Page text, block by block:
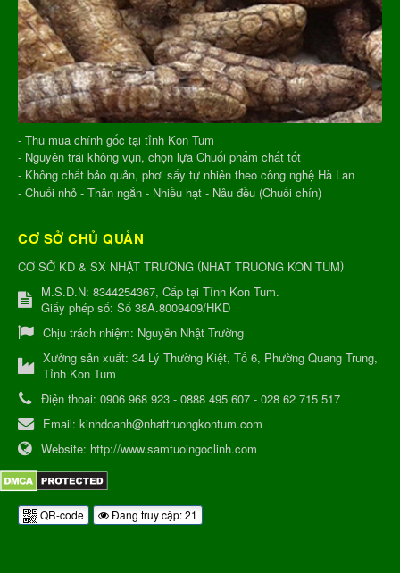
- Thu mua chính gốc tại tỉnh Kon Tum
- Nguyên trái không vụn, chọn lựa Chuối phẩm chất tốt
- Không chất bảo quản, phơi sấy tự nhiên theo công nghệ Hà Lan
- Chuối nhỏ - Thân ngắn - Nhiều hạt - Nâu đều (Chuối chín)
CƠ SỞ CHỦ QUẢN
CƠ SỞ KD & SX NHẬT TRƯỜNG (NHAT TRUONG KON TUM)
M.S.D.N: 8344254367, Cấp tại Tỉnh Kon Tum.
Giấy phép số: Số 38A.8009409/HKD
Chịu trách nhiệm: Nguyễn Nhật Trường
Xưởng sản xuất: 34 Lý Thường Kiệt, Tổ 6, Phường Quang Trung,
Tỉnh Kon Tum
Điện thoại: 0906 968 923 - 0888 495 607 - 028 62 715 517
Email: kinhdoanh@nhattruongkontum.com
Website: http://www.samtuoingoclinh.com
QR-code Đang truy cập: 21